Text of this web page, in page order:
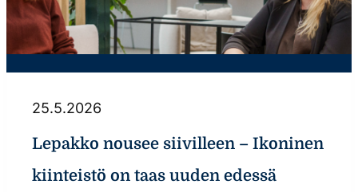
25.5.2026
Lepakko nousee siivilleen – Ikoninen
kiinteistö on taas uuden edessä